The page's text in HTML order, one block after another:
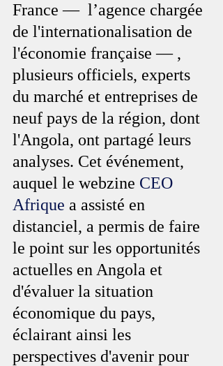
France —  l’agence chargée
de l'internationalisation de
l'économie française — ,
plusieurs officiels, experts
du marché et entreprises de
neuf pays de la région, dont
l'Angola, ont partagé leurs
analyses. Cet événement,
auquel le webzine CEO
Afrique a assisté en
distanciel, a permis de faire
le point sur les opportunités
actuelles en Angola et
d'évaluer la situation
économique du pays,
éclairant ainsi les
perspectives d'avenir pour